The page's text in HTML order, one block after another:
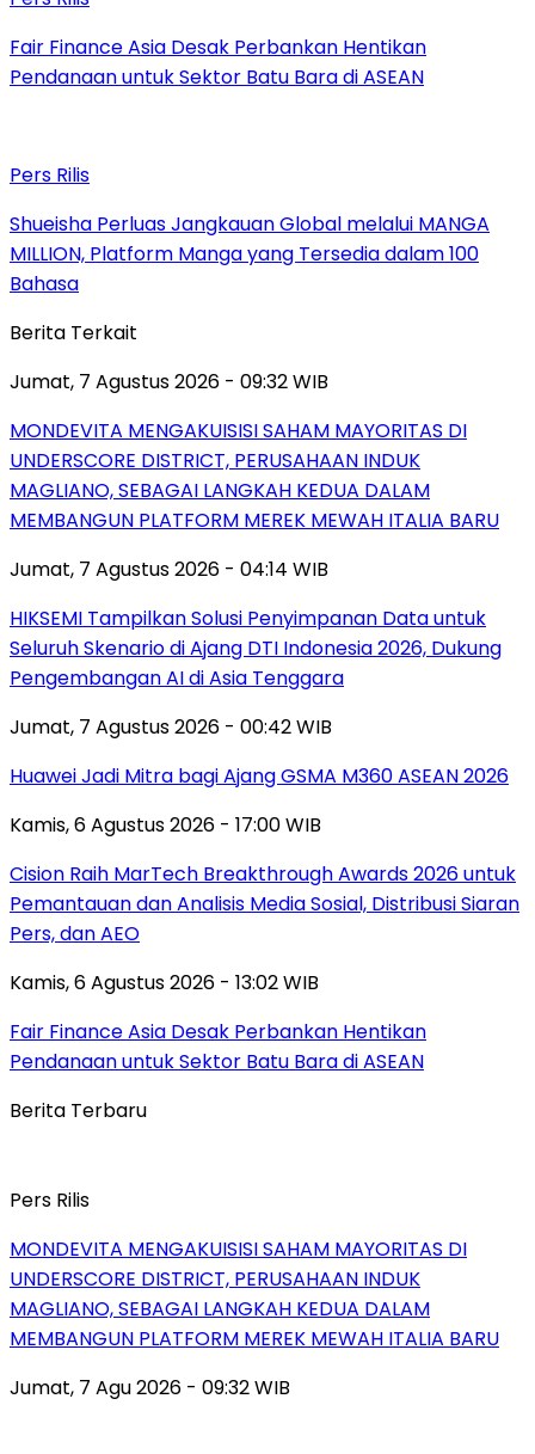
Fair Finance Asia Desak Perbankan Hentikan
Pendanaan untuk Sektor Batu Bara di ASEAN
Pers Rilis
Shueisha Perluas Jangkauan Global melalui MANGA
MILLION, Platform Manga yang Tersedia dalam 100
Bahasa
Berita Terkait
Jumat, 7 Agustus 2026 - 09:32 WIB
MONDEVITA MENGAKUISISI SAHAM MAYORITAS DI
UNDERSCORE DISTRICT, PERUSAHAAN INDUK
MAGLIANO, SEBAGAI LANGKAH KEDUA DALAM
MEMBANGUN PLATFORM MEREK MEWAH ITALIA BARU
Jumat, 7 Agustus 2026 - 04:14 WIB
HIKSEMI Tampilkan Solusi Penyimpanan Data untuk
Seluruh Skenario di Ajang DTI Indonesia 2026, Dukung
Pengembangan AI di Asia Tenggara
Jumat, 7 Agustus 2026 - 00:42 WIB
Huawei Jadi Mitra bagi Ajang GSMA M360 ASEAN 2026
Kamis, 6 Agustus 2026 - 17:00 WIB
Cision Raih MarTech Breakthrough Awards 2026 untuk
Pemantauan dan Analisis Media Sosial, Distribusi Siaran
Pers, dan AEO
Kamis, 6 Agustus 2026 - 13:02 WIB
Fair Finance Asia Desak Perbankan Hentikan
Pendanaan untuk Sektor Batu Bara di ASEAN
Berita Terbaru
Pers Rilis
MONDEVITA MENGAKUISISI SAHAM MAYORITAS DI
UNDERSCORE DISTRICT, PERUSAHAAN INDUK
MAGLIANO, SEBAGAI LANGKAH KEDUA DALAM
MEMBANGUN PLATFORM MEREK MEWAH ITALIA BARU
Jumat, 7 Agu 2026 - 09:32 WIB